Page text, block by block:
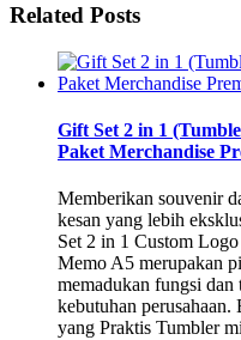
Related Posts
Gift Set 2 in 1
Paket Merchandise
Memberikan souvenir
kesan yang lebih
Set 2 in 1 Custom
Memo A5 merupakan
memadukan fungsi dan
kebutuhan
yang Praktis Tumbler